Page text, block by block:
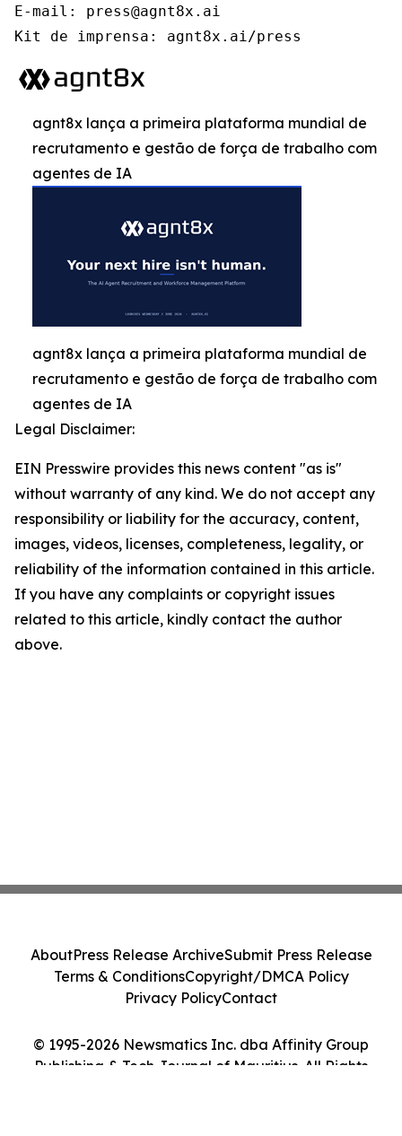
E-mail: press@agnt8x.ai
Kit de imprensa: agnt8x.ai/press
agnt8x lança a primeira plataforma mundial de
recrutamento e gestão de força de trabalho com
agentes de IA
agnt8x lança a primeira plataforma mundial de
recrutamento e gestão de força de trabalho com
agentes de IA
Legal Disclaimer:
EIN Presswire provides this news content "as is"
without warranty of any kind. We do not accept any
responsibility or liability for the accuracy, content,
images, videos, licenses, completeness, legality, or
reliability of the information contained in this article.
If you have any complaints or copyright issues
related to this article, kindly contact the author
above.
© 1995-2026 Newsmatics Inc. dba Affinity Group
Publishing & Tech Journal of Mauritius. All Rights
AboutPress Release ArchiveSubmit Press Release
Terms & ConditionsCopyright/DMCA Policy
Privacy PolicyContact